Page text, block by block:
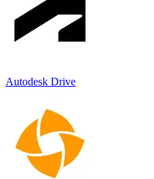
Autodesk Drive